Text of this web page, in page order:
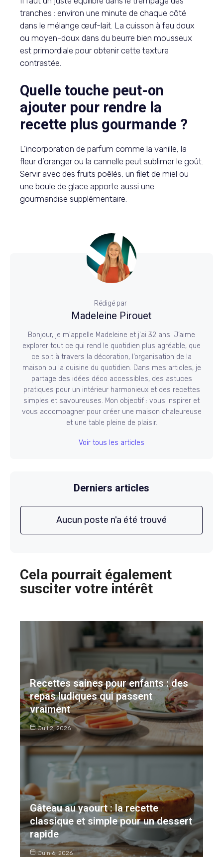
tranches : environ une minute de chaque côté
dans le mélange œuf-lait. La cuisson à feu doux
ou moyen-doux dans du beurre bien mousseux
est primordiale pour obtenir cette texture
contrastée.
Quelle touche peut-on
ajouter pour rendre la
recette plus gourmande ?
L’incorporation de parfum comme la vanille, la
fleur d’oranger ou la cannelle peut sublimer le goût.
Servir avec des fruits poêlés, un filet de miel ou
une boule de glace apporte aussi une
gourmandise supplémentaire.
Rédigé par
Madeleine Pirouet
Bonjour, je m'appelle Madeleine et j'ai 32 ans. J’aime
explorer tout ce qui rend le quotidien plus agréable, que
ce soit à travers la décoration, l’organisation de la
maison ou la cuisine du quotidien. Dans mes articles, je
partage des idées déco accessibles, des astuces
pratiques pour un intérieur harmonieux et des recettes
simples et savoureuses. Mon objectif : vous inspirer et
vous accompagner pour créer une maison chaleureuse
et une table pleine de plaisir.
Voir tous les articles
Derniers articles
Aucun poste n'a été trouvé
Cela pourrait également
susciter votre intérêt
Recettes saines pour enfants : des
repas ludiques qui passent
vraiment
Juil 2, 2026
Gâteau au yaourt : la recette
classique et simple pour un dessert
rapide
Juin 6, 2026